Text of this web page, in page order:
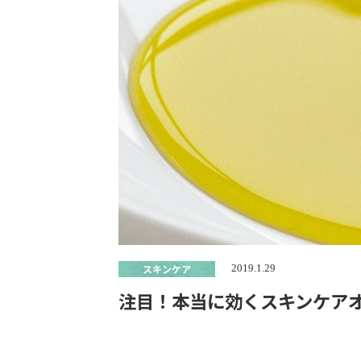
スキンケア 2019.1.29
注目！本当に効くスキンケア